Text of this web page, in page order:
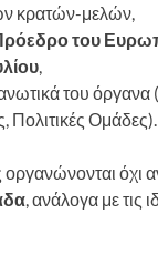
κρατών-μελών,
του
του
Πολιτικές Ομάδες).
όχι
, ανάλογα με τις